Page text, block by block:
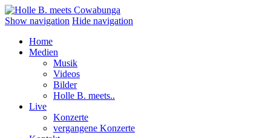
Show navigation Hide navigation
Home
Medien
Musik
Videos
Bilder
Holle B. meets..
Live
Konzerte
vergangene Konzerte